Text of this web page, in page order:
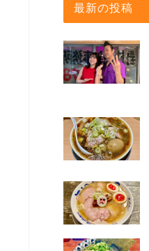
最新の投稿